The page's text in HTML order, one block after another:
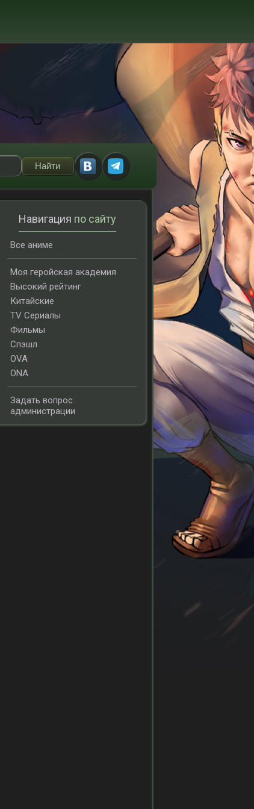
Навигация по сайту
Все аниме
Моя геройская академия
Высокий рейтинг
Китайские
TV Сериалы
Фильмы
Спэшл
OVA
ONA
Задать вопрос
администрации